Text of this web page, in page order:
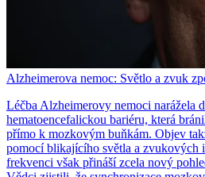
Alzheimerova nemoc: Světlo a zvuk
Léčba Alzheimerovy nemoci narážela
hematoencefalickou bariéru, která
přímo k mozkovým buňkám. Objev
pomocí blikajícího světla a zvukových
frekvenci však přináší zcela nový